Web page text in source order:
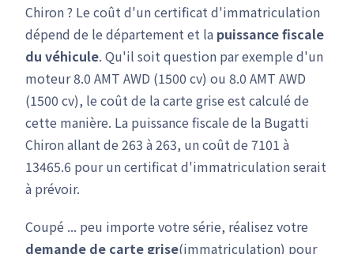
Chiron ? Le coût d'un certificat d'immatriculation
dépend de le département et la puissance fiscale
du véhicule. Qu'il soit question par exemple d'un
moteur 8.0 AMT AWD (1500 cv) ou 8.0 AMT AWD
(1500 cv), le coût de la carte grise est calculé de
cette manière. La puissance fiscale de la Bugatti
Chiron allant de 263 à 263, un coût de 7101 à
13465.6 pour un certificat d'immatriculation serait
à prévoir.
Coupé ... peu importe votre série, réalisez votre
demande de carte grise(immatriculation) pour